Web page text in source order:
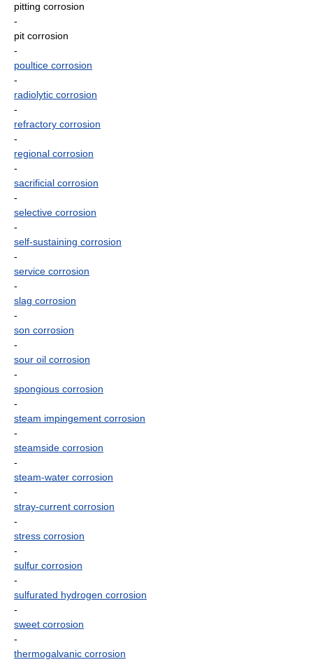
pitting corrosion
-
pit corrosion
-
poultice corrosion
-
radiolytic corrosion
-
refractory corrosion
-
regional corrosion
-
sacrificial corrosion
-
selective corrosion
-
self-sustaining corrosion
-
service corrosion
-
slag corrosion
-
son corrosion
-
sour oil corrosion
-
spongious corrosion
-
steam impingement corrosion
-
steamside corrosion
-
steam-water corrosion
-
stray-current corrosion
-
stress corrosion
-
sulfur corrosion
-
sulfurated hydrogen corrosion
-
sweet corrosion
-
thermogalvanic corrosion